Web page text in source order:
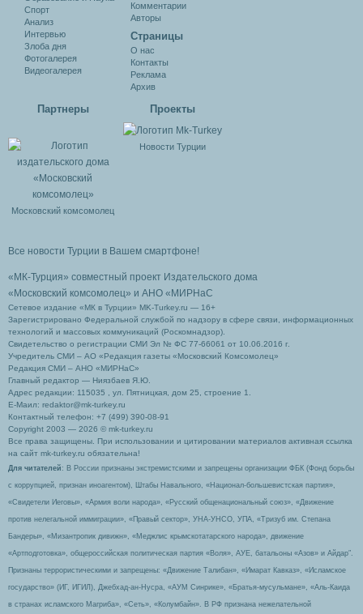
Спорт
Анализ
Интервью
Злоба дня
Фотогалерея
Видеогалерея
Комментарии
Авторы
Cтраницы
О нас
Контакты
Реклама
Архив
Партнеры
Московский комсомолец
Проекты
Новости Турции
Все новости Турции в Вашем смартфоне!
«МК-Турция» совместный проект Издательского дома
«Московский комсомолец» и АНО «МИРНаС
Сетевое издание «МК в Турции» MK-Turkey.ru — 16+
Зарегистрировано Федеральной службой по надзору в сфере связи, информационных
технологий и массовых коммуникаций (Роскомнадзор).
Свидетельство о регистрации СМИ Эл № ФС 77-66061 от 10.06.2016 г.
Учредитель СМИ – АО «Редакция газеты «Московский Комсомолец»
Редакция СМИ – АНО «МИРНаС»
Главный редактор — Ниязбаев Я.Ю.
Адрес редакции: 115035 , ул. Пятницкая, дом 25, строение 1.
Е-Маил: redaktor@mk-turkey.ru
Контактный телефон: +7 (499) 390-08-91
Copyright 2003 — 2026 © mk-turkey.ru
Все права защищены. При использовании и цитировании материалов активная ссылка
на сайт mk-turkey.ru обязательна!
Для читателей : В России признаны экстремистскими и запрещены организации ФБК (Фонд борьбы
с коррупцией, признан иноагентом), Штабы Навального, «Национал-большевистская партия»,
«Свидетели Иеговы», «Армия воли народа», «Русский общенациональный союз», «Движение
против нелегальной иммиграции», «Правый сектор», УНА-УНСО, УПА, «Тризуб им. Степана
Бандеры», «Мизантропик дивижн», «Меджлис крымскотатарского народа», движение
«Артподготовка», общероссийская политическая партия «Воля», АУЕ, батальоны «Азов» и Айдар″.
Признаны террористическими и запрещены: «Движение Талибан», «Имарат Кавказ», «Исламское
государство» (ИГ, ИГИЛ), Джебхад-ан-Нусра, «АУМ Синрике», «Братья-мусульмане», «Аль-Каида
в странах исламского Магриба», «Сеть», «Колумбайн». В РФ признана нежелательной